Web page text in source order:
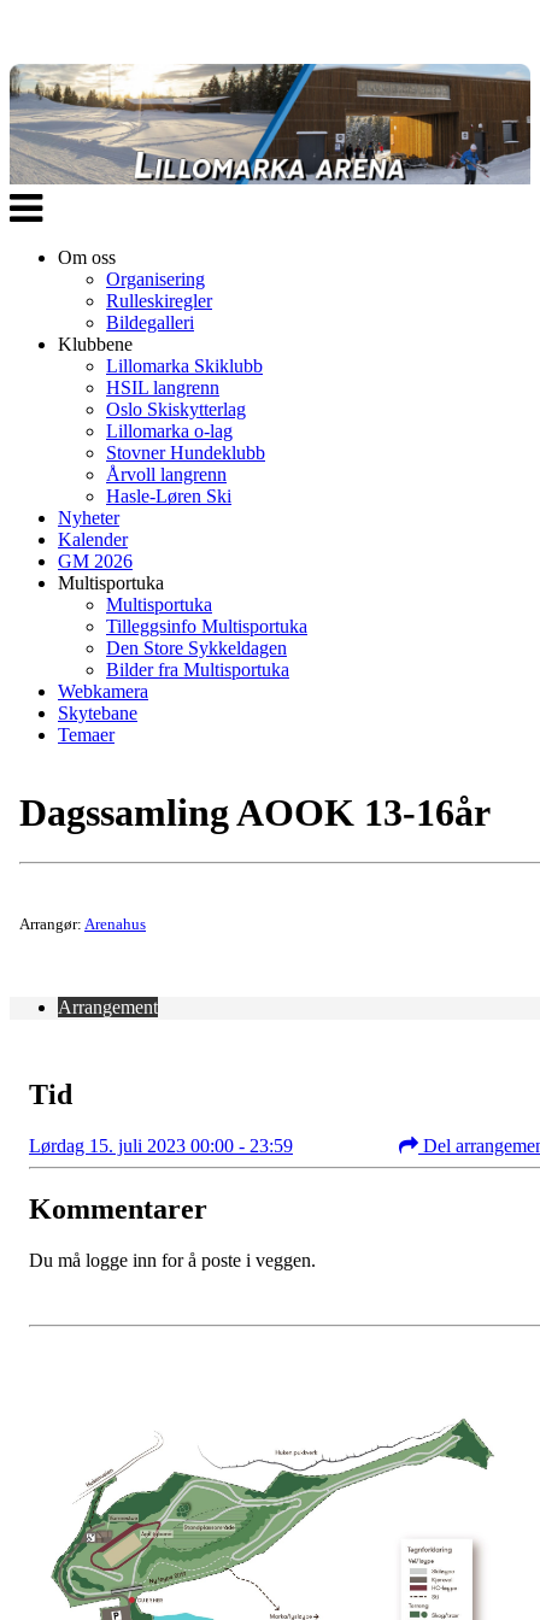
Veksle
navigasjon
Om oss
Organisering
Rulleskiregler
Bildegalleri
Klubbene
Lillomarka Skiklubb
HSIL langrenn
Oslo Skiskytterlag
Lillomarka o-lag
Stovner Hundeklubb
Årvoll langrenn
Hasle-Løren Ski
Nyheter
Kalender
GM 2026
Multisportuka
Multisportuka
Tilleggsinfo Multisportuka
Den Store Sykkeldagen
Bilder fra Multisportuka
Webkamera
Skytebane
Temaer
Dagssamling AOOK 13-16år
Arrangør: Arenahus
Arrangement
Tid
Lørdag 15. juli 2023 00:00 - 23:59 Del
Kommentarer
Du må logge inn for å poste i veggen.